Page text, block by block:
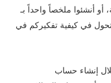
أو أنشئوا ملخصاً واحداً بـ
في كيفية تفكيركم في
إنشاء حساب